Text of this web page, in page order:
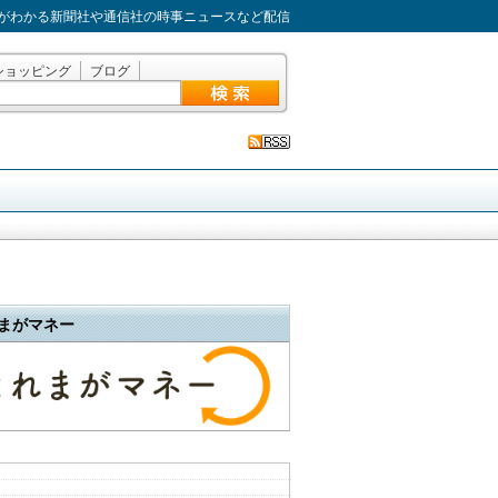
わかる新聞社や通信社の時事ニュースなど配信
ョッピング ブログ
がマネー